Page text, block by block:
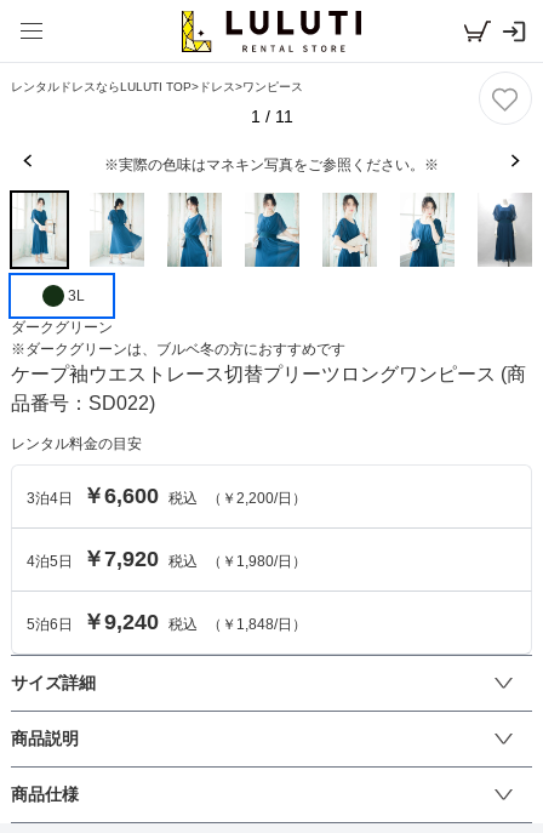
レンタルドレスならLULUTI TOP>ドレス>ワンピース
1 / 11
※実際の色味はマネキン写真をご参照ください。※
3L
ダークグリーン
※ダークグリーンは、 ブルベ冬の方におすすめです
ケープ袖ウエストレース切替プリーツロングワンピース (商
品番号：SD022)
レンタル料金の目安
3泊4日 ￥6,600 税込 （ ￥2,200/日）
4泊5 日 ￥7,920 税込 （ ￥1,980/日）
5泊6 日 ￥9,240 税込 （ ￥1,848/日）
サイズ詳細
ワンピースのサイズ
商品説明
ケープ袖になっているので、嫌な締め付け感がなく、楽に着て頂け
るワンピースです。軽やかなシフォン素材で、上品な透け感があ
商品仕様